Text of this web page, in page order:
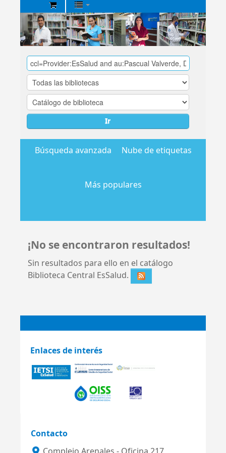
Biblioteca
Central
EsSalud
Ir
Búsqueda avanzada Nube de etiquetas
Más populares
¡No se encontraron resultados!
Sin resultados para ello en el catálogo
Biblioteca Central EsSalud.
Enlaces de interés
Contacto